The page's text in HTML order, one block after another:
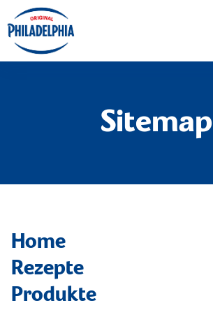
Sitemap
Home
Rezepte
Produkte